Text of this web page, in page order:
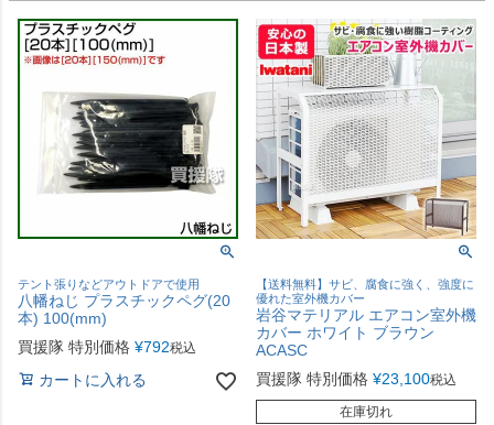
テント張りなどアウトドアで使用
八幡ねじ プラスチックペグ(20
本) 100(mm)
買援隊 特別価格 ¥792税込
カートに入れる
【送料無料】サビ、腐食に強く、強度に
優れた室外機カバー
岩谷マテリアル エアコン室外機
カバー ホワイト ブラウン
ACASC
買援隊 特別価格 ¥23,100税込
在庫切れ